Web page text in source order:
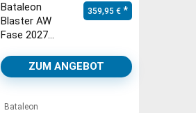
Bataleon
Blaster AW
Fase 2027
Bindung black
359,95 €
ZUM ANGEBOT
Bataleon